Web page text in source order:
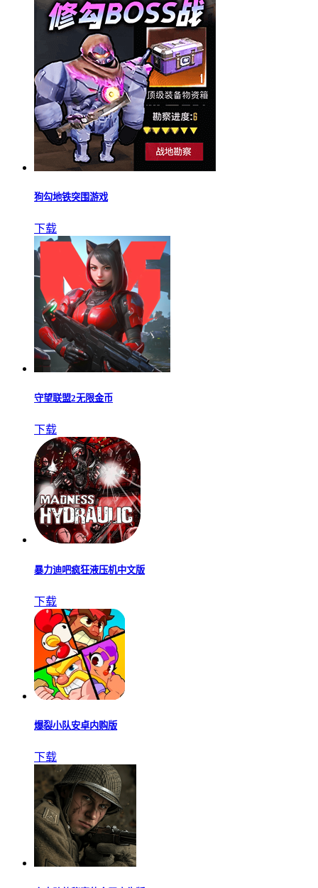
狗勾地铁突围游戏
下载
守望联盟2无限金币
下载
暴力迪吧疯狂液压机中文版
下载
爆裂小队安卓内购版
下载